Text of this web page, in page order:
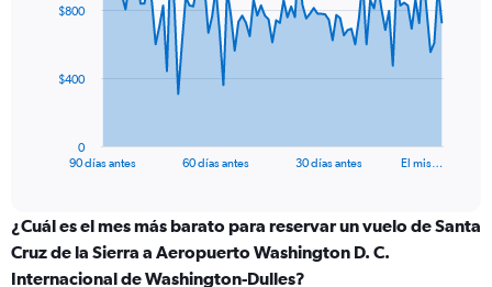
data
The
categories.
Range:
90 días antes 60 días antes 30 días antes El mis…
0
$400
$800
¿Cuál es el mes más barato para reservar un vuelo de Santa
Cruz de la Sierra a Aeropuerto Washington D. C.
Internacional de Washington-Dulles?